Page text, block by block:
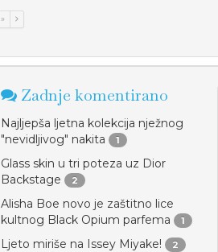
»
Zadnje komentirano
Najljepša ljetna kolekcija nježnog
"nevidljivog" nakita
1
Glass skin u tri poteza uz Dior
Backstage
2
Alisha Boe novo je zaštitno lice
kultnog Black Opium parfema
1
Ljeto miriše na Issey Miyake! 2